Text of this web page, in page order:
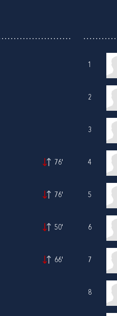
76'
76'
50'
66'
1
2
3
4
5
6
7
8